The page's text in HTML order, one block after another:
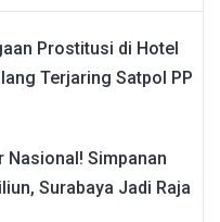
Prostitusi di Hotel
Terjaring Satpol PP
Nasional! Simpanan
Surabaya Jadi Raja